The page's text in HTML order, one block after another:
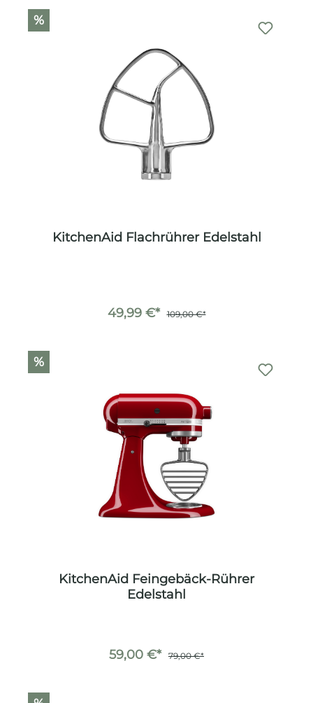
%
KitchenAid Flachrührer Edelstahl
49,99 €* 109,00 €*
%
KitchenAid Feingebäck-Rührer
Edelstahl
59,00 €* 79,00 €*